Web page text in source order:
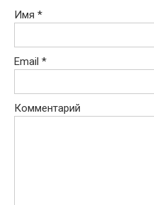
Имя *
Email *
Комментарий